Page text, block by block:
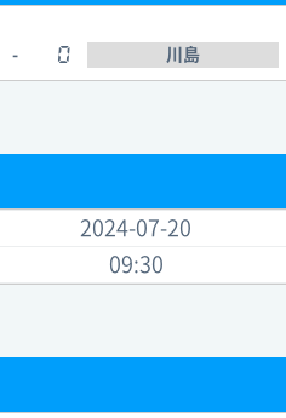
- 0 川島
2024-07-20
09:30